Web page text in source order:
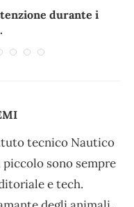
durante i
tecnico Nautico
sono sempre
e tech.